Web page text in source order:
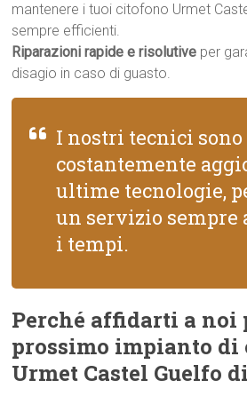
mantenere i tuoi citofono Urmet
sempre efficienti.
Riparazioni rapide e risolutive per
disagio in caso di guasto.
I nostri tecnici
costantemente
ultime tecnologie,
un servizio sempre
i tempi.
Perché affidarti a noi
prossimo impianto di
Urmet Castel Guelfo